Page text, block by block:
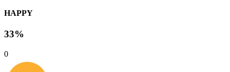
HAPPY
33%
0